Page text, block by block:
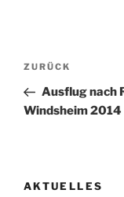
Vorheriger
Beitrag
ZURÜCK
Ausflug nach
Windsheim 2014
AKTUELLES